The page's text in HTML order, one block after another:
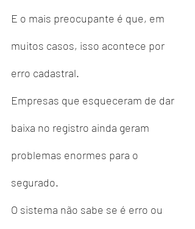
E o mais preocupante é que, em
muitos casos, isso acontece por
erro cadastral.
Empresas que esqueceram de dar
baixa no registro ainda geram
problemas enormes para o
segurado.
O sistema não sabe se é erro ou